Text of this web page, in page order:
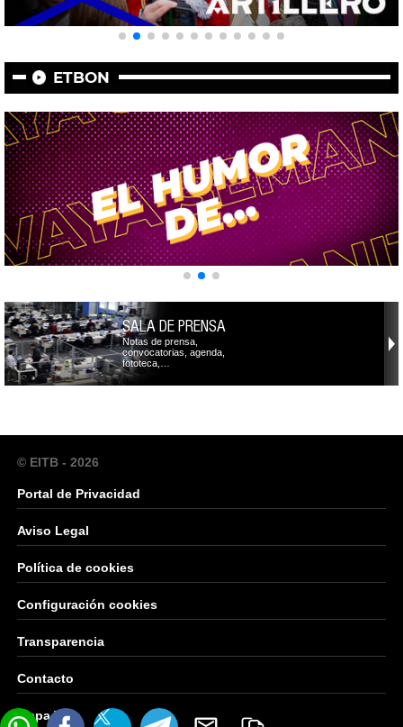
ETBON
SALA DE PRENSA
Notas de prensa,
convocatorias, agenda,
fototeca,…
© EITB - 2026
Portal de Privacidad
Aviso Legal
Política de cookies
Configuración cookies
Transparencia
Contacto
Mapa Web